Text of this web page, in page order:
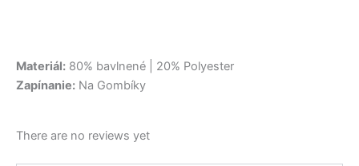
Materiál: 80% bavlnené | 20% Polyester
Zapínanie: Na Gombíky
There are no reviews yet